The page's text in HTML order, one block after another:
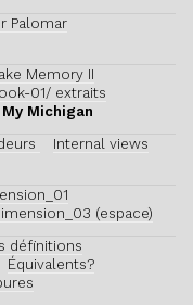
Palomar
Memory II
01/ extraits
My Michigan
Internal views
(espace)
définitions
Équivalents?